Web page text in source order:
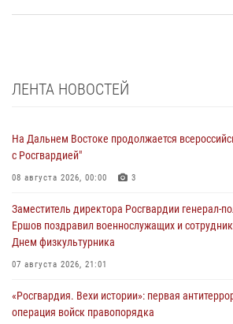
ЛЕНТА НОВОСТЕЙ
На Дальнем Востоке продолжается
с Росгвардией"
08 августа 2026, 00:00 3
Заместитель директора Росгвардии генерал-
Ершов поздравил военнослужащих и
Днем физкультурника
07 августа 2026, 21:01
«Росгвардия. Вехи истории»: первая
операция войск правопорядка